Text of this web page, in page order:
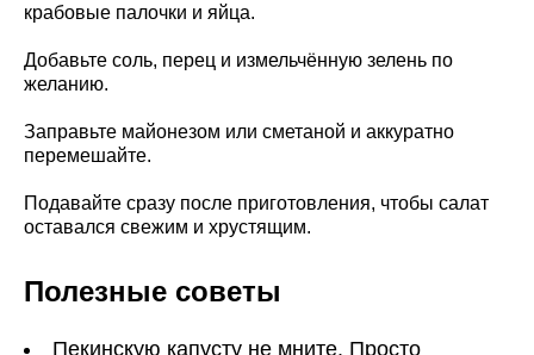
крабовые палочки и яйца.
Добавьте соль, перец и измельчённую зелень по
желанию.
Заправьте майонезом или сметаной и аккуратно
перемешайте.
Подавайте сразу после приготовления, чтобы салат
оставался свежим и хрустящим.
Полезные советы
Пекинскую капусту не мните. Просто